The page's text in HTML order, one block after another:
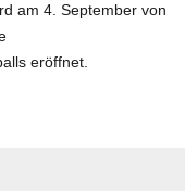
am 4. September von
eröffnet.